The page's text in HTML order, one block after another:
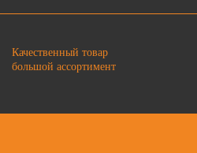
Качественный товар
большой ассортимент